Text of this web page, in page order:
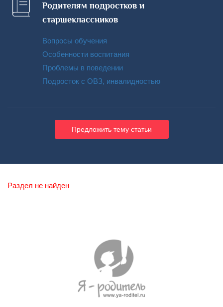
Родителям подростков и
старшеклассников
Вопросы обучения
Особенности воспитания
Проблемы в поведении
Подросток с ОВЗ, инвалидностью
Предложить тему статьи
Раздел не найден